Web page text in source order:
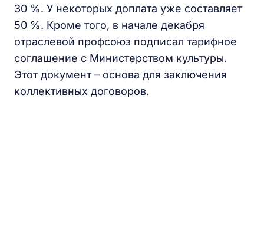
30 %. У некоторых доплата уже составляет
50 %. Кроме того, в начале декабря
отраслевой профсоюз подписал тарифное
соглашение с Министерством культуры.
Этот документ – основа для заключения
коллективных договоров.